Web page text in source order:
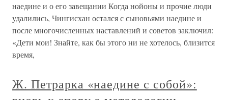
наедине и о его завещании Когда нойоны и прочие люди
удалились, Чингисхан остался с сыновьями наедине и
после многочисленных наставлений и советов заключил:
«Дети мои! Знайте, как бы этого ни не хотелось, близится
время,
Ж. Петрарка «наедине с собой»: